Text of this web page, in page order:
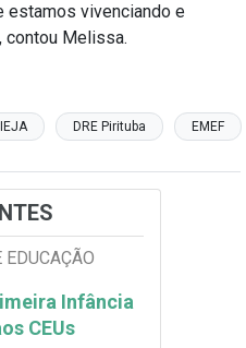
estamos vivenciando e
contou Melissa.
DRE Pirituba EMEF
Infância
CEUs